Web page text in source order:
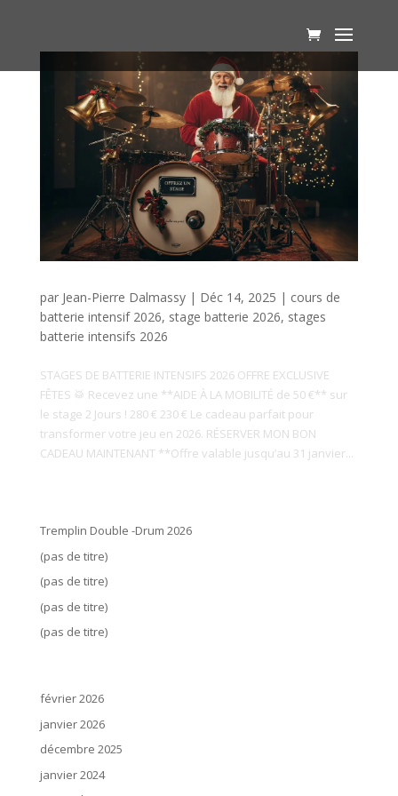
par Jean-Pierre Dalmassy| Déc 14, 2025 | cours de
batterie intensif 2026, stage batterie 2026, stages
batterie intensifs 2026
STAGES DE BATTERIE INTENSIFS 2026 OFFRE EXCLUSIVE
FÊTES 🥁 Recevez une **AIDE À LA MOBILITÉ de 50 €** sur
le stage 2 Jours ! 280 € 230 € Le cadeau parfait pour
transformer votre jeu en 2026. RÉSERVER MON BON
CADEAU MAINTENANT **Offre valable jusqu’au 31 janvier...
Tremplin Double -Drum 2026
(pas de titre)
(pas de titre)
(pas de titre)
(pas de titre)
février 2026
janvier 2026
décembre 2025
janvier 2024